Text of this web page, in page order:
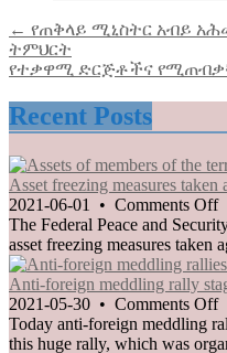
Post
navigation
← የጠቅላይ ሚኒስትር አብይ
ትምህርት
የተቃዋሚ ድርጅቶችና
Recent Posts
Asset freezing measures
2021-06-01
• Comments Offon
The Federal Peace and
asset freezing measures taken
Anti-foreign meddling rally
2021-05-30 • Comments Offon
Today anti-foreign meddling
this huge rally, which was